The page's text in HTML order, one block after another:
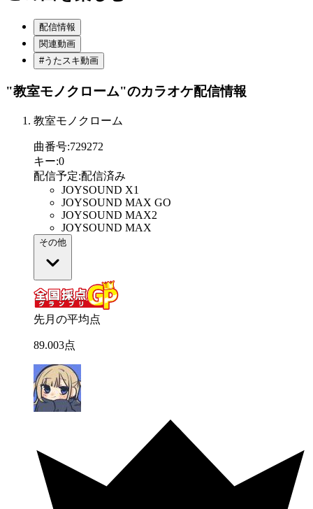
配信情報
関連動画
#うたスキ動画
"教室モノクローム"のカラオケ配信情報
教室モノクローム
曲番号:729272
キー:0
配信予定:配信済み
JOYSOUND X1
JOYSOUND MAX GO
JOYSOUND MAX2
JOYSOUND MAX
その他
先月の平均点
89.003点